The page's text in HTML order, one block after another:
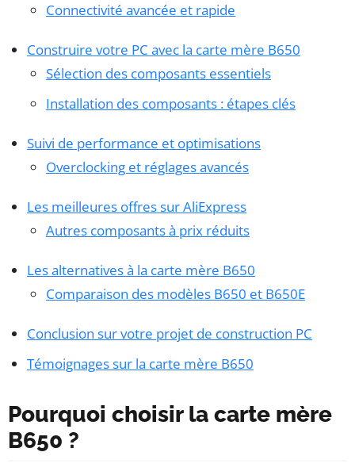
Connectivité avancée et rapide
Construire votre PC avec la carte mère B650
Sélection des composants essentiels
Installation des composants : étapes clés
Suivi de performance et optimisations
Overclocking et réglages avancés
Les meilleures offres sur AliExpress
Autres composants à prix réduits
Les alternatives à la carte mère B650
Comparaison des modèles B650 et B650E
Conclusion sur votre projet de construction PC
Témoignages sur la carte mère B650
Pourquoi choisir la carte mère
B650 ?